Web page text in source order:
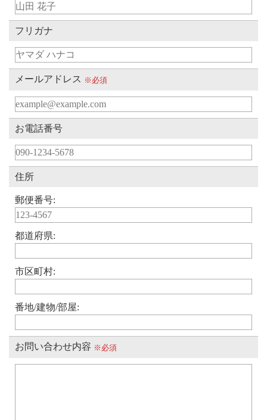
フリガナ
メールアドレス ※必須
お電話番号
住所
郵便番号:
都道府県:
市区町村:
番地/建物/部屋:
お問い合わせ内容 ※必須